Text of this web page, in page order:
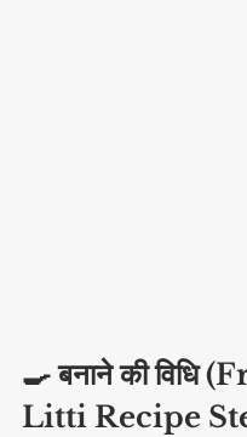
🍳 बनाने की विधि
Litti Recipe